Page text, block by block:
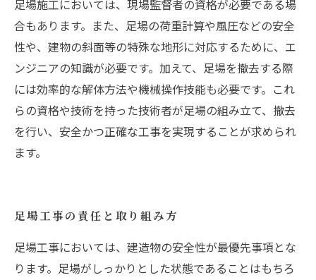
足場施工においては、現場監督者の資格が必要である場
合もあります。また、足場の荷重計算や風圧などの安全
性や、建物の斜面等の特殊な地形に対応するために、エ
ンジニアの知識が必要です。加えて、足場を撤去する際
には効率的な解体方法や機械操作技能も必要です。これ
らの資格や技術を持った技術者が足場の組み立て、撤去
を行い、安全かつ正確な工事を実現することが求められ
ます。
足場工事の責任と取り組み方
足場工事においては、建造物の安全性が最優先事項とな
ります。足場がしっかりとした状態であることはもちろ